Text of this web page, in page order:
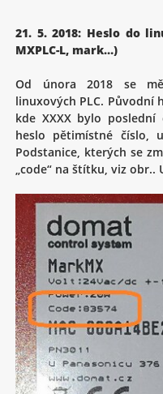
21. 5. 2018: Heslo do
MXPLC-L, mark…)
Od února 2018 se
linuxových PLC. Původní
kde XXXX bylo
heslo pětimístné číslo,
Podstanice, kterých se
„code“ na štítku, viz